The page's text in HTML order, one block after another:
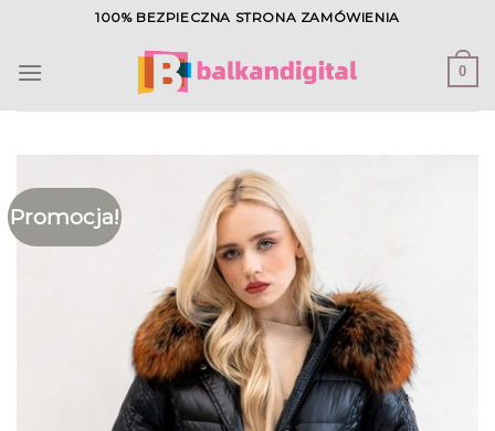
content
100% BEZPIECZNA STRONA ZAMÓWIENIA
0
Promocja!